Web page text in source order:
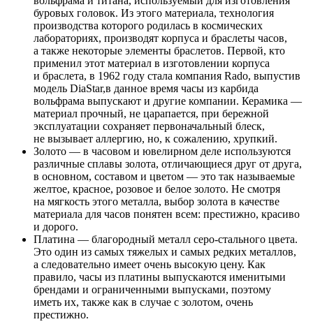
буровых головок. Из этого материала, технология
производства которого родилась в космических
лабораториях, производят корпуса и браслеты часов,
а также некоторые элементы браслетов. Первой, кто
применил этот материал в изготовлении корпуса
и браслета, в 1962 году стала компания Rado, выпустив
модель DiaStar,в данное время часы из карбида
вольфрама выпускают и другие компании. Керамика —
материал прочный, не царапается, при бережной
эксплуатации сохраняет первоначальный блеск,
не вызывает аллергию, но, к сожалению, хрупкий.
Золото — в часовом и ювелирном деле используются
различные сплавы золота, отличающиеся друг от друга,
в основном, составом и цветом — это так называемые
желтое, красное, розовое и белое золото. Не смотря
на мягкость этого металла, выбор золота в качестве
материала для часов понятен всем: престижно, красиво
и дорого.
Платина — благородный металл серо-стального цвета.
Это один из самых тяжелых и самых редких металлов,
а следовательно имеет очень высокую цену. Как
правило, часы из платины выпускаются именитыми
брендами и ограниченными выпусками, поэтому
иметь их, также как в случае с золотом, очень
престижно.